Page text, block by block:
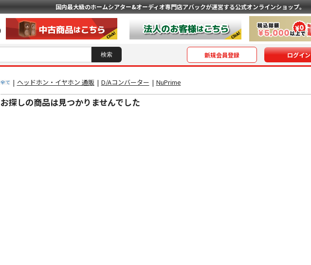
国内最大級のホームシアター&オーディオ専門店アバックが運営する公式オンラインショップ。
新規会員登録 ログイン
全て | ヘッドホン・イヤホン 通販 | D/Aコンバーター | NuPrime
お探しの商品は見つかりませんでした